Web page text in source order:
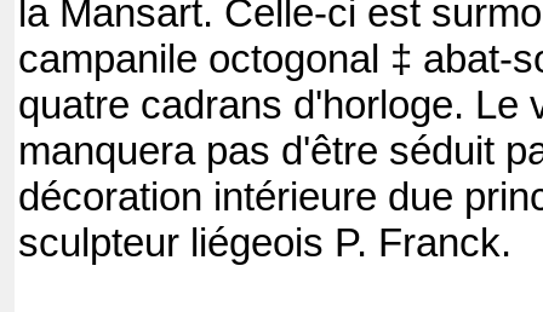
la Mansart. Celle-ci est
campanile octogonal ‡ abat-
quatre cadrans d'horloge. Le
manquera pas d'être séduit
décoration intérieure due
sculpteur liégeois P. Franck.